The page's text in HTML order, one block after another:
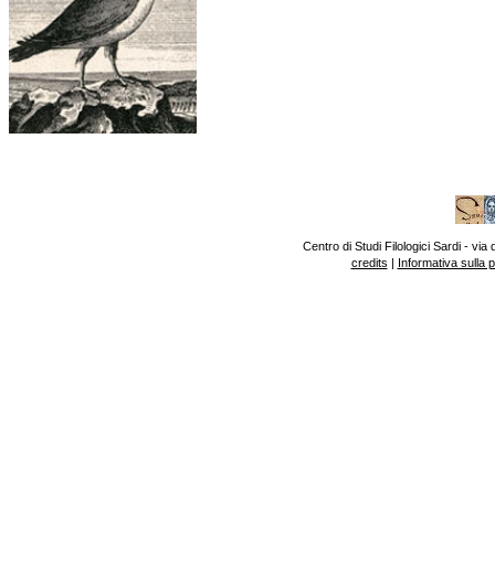
Centro di Studi Filologici Sardi - via
credits | Informativa sulla